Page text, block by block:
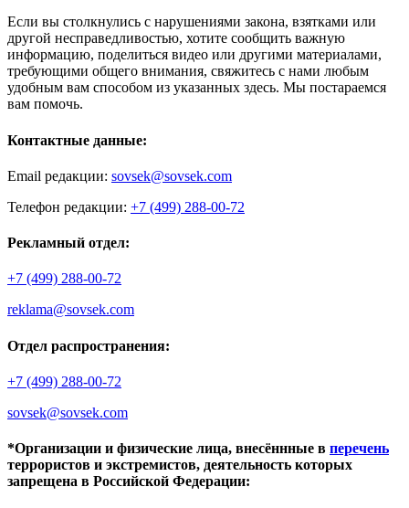
Если вы столкнулись с нарушениями закона, взятками или
другой несправедливостью, хотите сообщить важную
информацию, поделиться видео или другими материалами,
требующими общего внимания, свяжитесь с нами любым
удобным вам способом из указанных здесь. Мы постараемся
вам помочь.
Контактные данные:
Email редакции: sovsek@sovsek.com
Телефон редакции: +7 (499) 288-00-72
Рекламный отдел:
+7 (499) 288-00-72
reklama@sovsek.com
Отдел распространения:
+7 (499) 288-00-72
sovsek@sovsek.com
*Организации и физические лица, внесённные в перечень
террористов и экстремистов, деятельность которых
запрещена в Российской Федерации: